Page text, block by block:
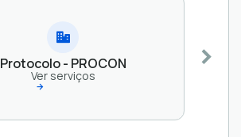
Protocolo - PROCON
Ver serviços